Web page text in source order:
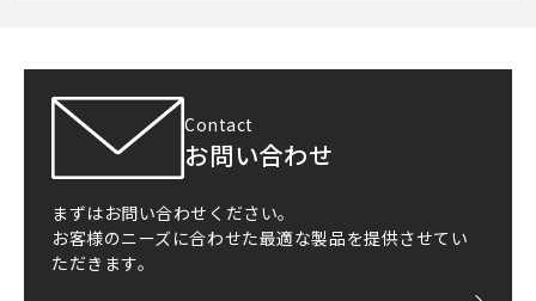
Contact
お問い合わせ
まずはお問い合わせください。
お客様のニーズに合わせた最適な製品を提供させてい
ただきます。